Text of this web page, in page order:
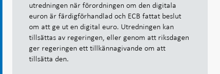
utredningen när förordningen om den digitala
euron är färdigförhandlad och ECB fattat beslut
om att ge ut en digital euro. Utredningen kan
tillsättas av regeringen, eller genom att riksdagen
ger regeringen ett tillkännagivande om att
tillsätta den.